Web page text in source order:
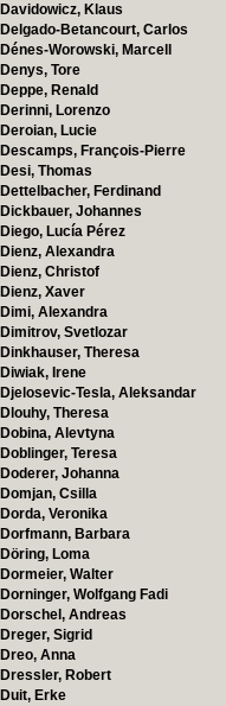
Davidowicz, Klaus
Delgado-Betancourt, Carlos
Dénes-Worowski, Marcell
Denys, Tore
Deppe, Renald
Derinni, Lorenzo
Deroian, Lucie
Descamps, François-Pierre
Desi, Thomas
Dettelbacher, Ferdinand
Dickbauer, Johannes
Diego, Lucía Pérez
Dienz, Alexandra
Dienz, Christof
Dienz, Xaver
Dimi, Alexandra
Dimitrov, Svetlozar
Dinkhauser, Theresa
Diwiak, Irene
Djelosevic-Tesla, Aleksandar
Dlouhy, Theresa
Dobina, Alevtyna
Doblinger, Teresa
Doderer, Johanna
Domjan, Csilla
Dorda, Veronika
Dorfmann, Barbara
Döring, Loma
Dormeier, Walter
Dorninger, Wolfgang Fadi
Dorschel, Andreas
Dreger, Sigrid
Dreo, Anna
Dressler, Robert
Duit, Erke